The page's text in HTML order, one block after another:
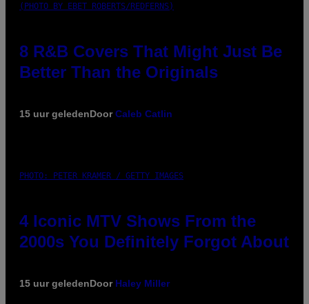
(PHOTO BY EBET ROBERTS/REDFERNS)
8 R&B Covers That Might Just Be
Better Than the Originals
15 uur geledenDoorCaleb Catlin
PHOTO: PETER KRAMER / GETTY IMAGES
4 Iconic MTV Shows From the
2000s You Definitely Forgot About
15 uur geledenDoor Haley Miller